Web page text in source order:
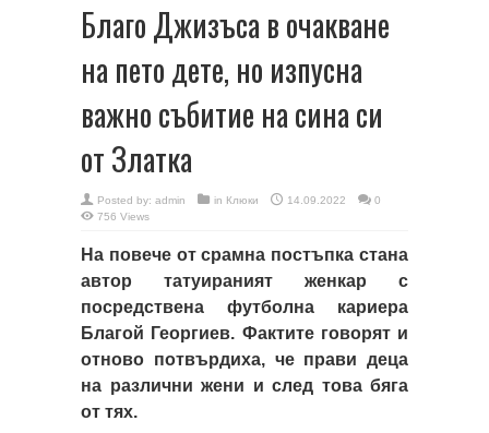
Благо Джизъса в очакване
на пето дете, но изпусна
важно събитие на сина си
от Златка
Posted by: admin in Клюки 14.09.2022
0
756 Views
На повече от срамна постъпка стана
автор татуираният женкар с
посредствена футболна кариера
Благой Георгиев. Фактите говорят и
отново потвърдиха, че прави деца
на различни жени и след това бяга
от тях.